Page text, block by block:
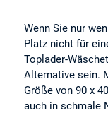
Wenn Sie nur
Platz nicht für
Toplader-
Alternative sein.
Größe von 90 x
auch in schmale